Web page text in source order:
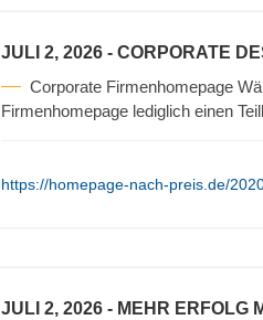
JULI 2, 2026 - CORPORATE
Corporate Firmenhomepage
Firmenhomepage lediglich einen
https://homepage-nach-preis.de/
JULI 2, 2026 - MEHR ERFOLG